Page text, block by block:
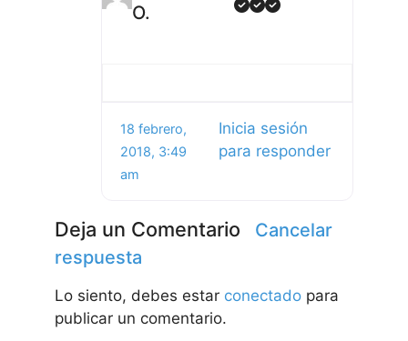
O.
18 febrero,
2018, 3:49
am
Inicia sesión
para responder
Deja un Comentario
Cancelar
respuesta
Lo siento, debes estar conectado para
publicar un comentario.